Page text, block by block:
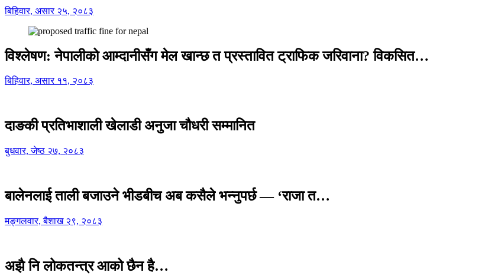
बिहिवार, असार २५, २०८३
विश्लेषण: नेपालीको आम्दानीसँग मेल खान्छ त प्रस्तावित ट्राफिक जरिवाना? विकसित…
बिहिवार, असार ११, २०८३
दाङकी प्रतिभाशाली खेलाडी अनुजा चौधरी सम्मानित
बुधवार, जेष्ठ २७, २०८३
बालेनलाई ताली बजाउने भीडबीच अब कसैले भन्नुपर्छ — ‘राजा त…
मङ्गलवार, बैशाख २९, २०८३
अझै नि लोकतन्त्र आको छैन है…